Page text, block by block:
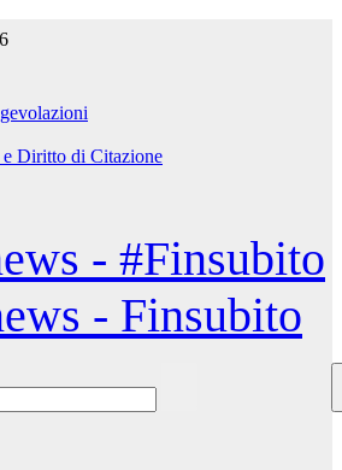
Diritto di Citazione
- #Finsubito
- Finsubito